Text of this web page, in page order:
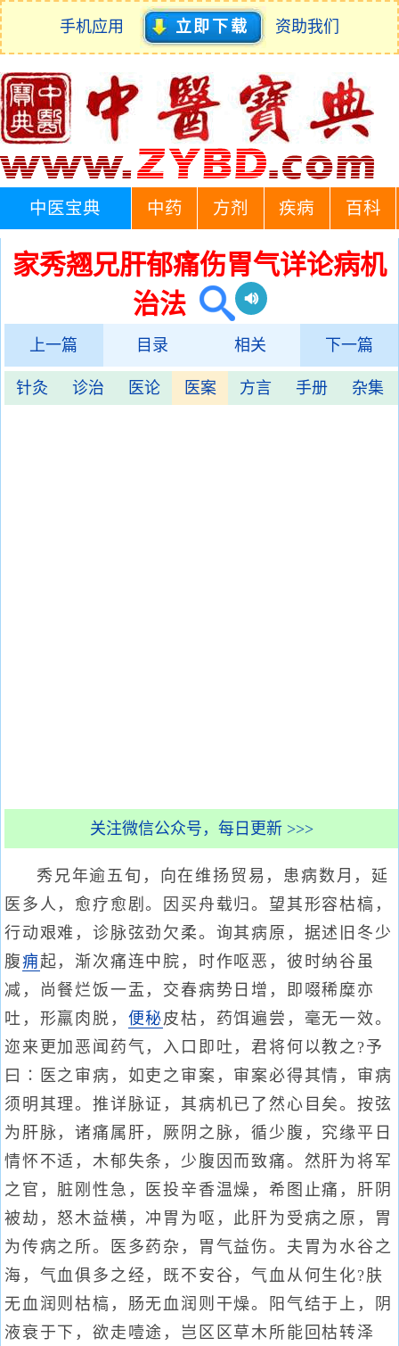
手机应用 立即下载 资助我们
中医宝典 中药 方剂 疾病 百科
家秀翘兄肝郁痛伤胃气详论病机
治法
上一篇 目录 相关 下一篇
针灸 诊治 医论 医案 方言 手册 杂集
关注微信公众号，每日更新 >>>
秀兄年逾五旬，向在维扬贸易，患病数月，延
医多人，愈疗愈剧。因买舟载归。望其形容枯槁，
行动艰难，诊脉弦劲欠柔。询其病原，据述旧冬少
腹痈起，渐次痛连中脘，时作呕恶，彼时纳谷虽
减，尚餐烂饭一盂，交春病势日增，即啜稀糜亦
吐，形羸肉脱， 便秘皮枯，药饵遍尝，毫无一效。
迩来更加恶闻药气，入口即吐，君将何以教之?予
曰∶医之审病，如吏之审案，审案必得其情，审病
须明其理。推详脉证，其病机已了然心目矣。按弦
为肝脉，诸痛属肝，厥阴之脉，循少腹，究缘平日
情怀不适，木郁失条，少腹因而致痛。然肝为将军
之官，脏刚性急，医投辛香温燥，希图止痛，肝阴
被劫，怒木益横，冲胃为呕，此肝为受病之原，胃
为传病之所。医多药杂，胃气益伤。夫胃为水谷之
海，气血俱多之经，既不安谷，气血从何生化?肤
无血润则枯槁，肠无血润则干燥。阳气结于上，阴
液衰于下，欲走噎途，岂区区草木所能回枯转泽